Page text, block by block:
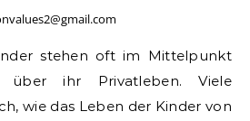
über ihr Privatleben. Viele
wie das Leben der Kinder von